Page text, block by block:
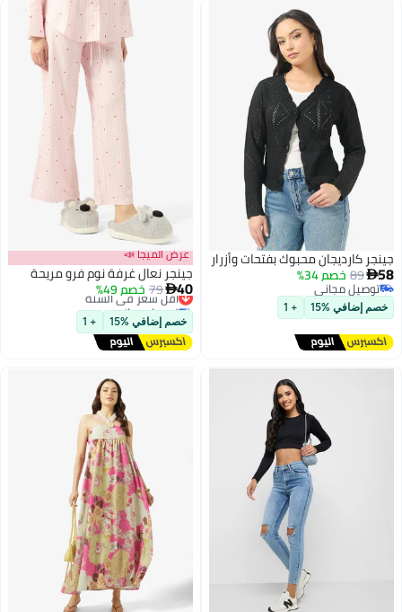
جينجر كارديجان محبوك بفتحات وأزرار
58
89 خصم 34%
توصيل مجاني
توصيل مجاني
خصم إضافي %15 + 1
عرض الميجا 📣
جينجر نعال غرفة نوم فرو مريحة
40
79خصم 49%
أقل سعر في السنة
توصيل مجاني
أقل سعر في السنة
خصم إضافي %15 + 1